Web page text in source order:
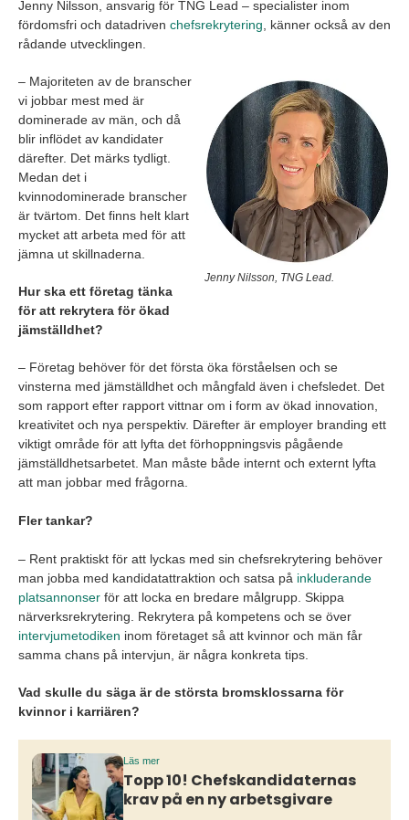
Jenny Nilsson, ansvarig för TNG Lead – specialister inom
fördomsfri och datadriven chefsrekrytering, känner också av den
rådande utvecklingen.
Jenny Nilsson, TNG Lead.
– Majoriteten av de branscher
vi jobbar mest med är
dominerade av män, och då
blir inflödet av kandidater
därefter. Det märks tydligt.
Medan det i
kvinnodominerade branscher
är tvärtom. Det finns helt klart
mycket att arbeta med för att
jämna ut skillnaderna.
Hur ska ett företag tänka
för att rekrytera för ökad
jämställdhet?
– Företag behöver för det första öka förståelsen och se
vinsterna med jämställdhet och mångfald även i chefsledet. Det
som rapport efter rapport vittnar om i form av ökad innovation,
kreativitet och nya perspektiv. Därefter är employer branding ett
viktigt område för att lyfta det förhoppningsvis pågående
jämställdhetsarbetet. Man måste både internt och externt lyfta
att man jobbar med frågorna.
Fler tankar?
– Rent praktiskt för att lyckas med sin chefsrekrytering behöver
man jobba med kandidatattraktion och satsa på inkluderande
platsannonser för att locka en bredare målgrupp. Skippa
närverksrekrytering. Rekrytera på kompetens och se över
intervjumetodiken inom företaget så att kvinnor och män får
samma chans på intervjun, är några konkreta tips.
Vad skulle du säga är de största bromsklossarna för
kvinnor i karriären?
Läs mer
Topp 10! Chefskandidaternas
krav på en ny arbetsgivare